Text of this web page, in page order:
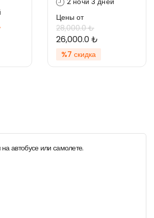
Цены от
28,000.0 ₺
26,000.0 ₺
%7 скидка
автобусе или самолете.